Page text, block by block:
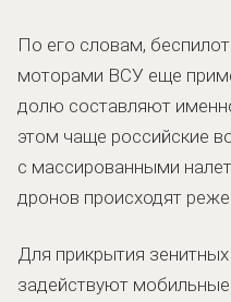
По его словам,
моторами ВСУ еще
долю составляют
этом чаще российские
с массированными
дронов происходят реже.
Для прикрытия
задействуют